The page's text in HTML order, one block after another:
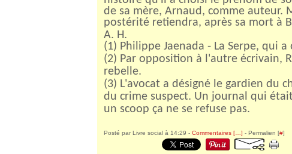
de sa mère, Arnaud, comme auteur.
postérité retiendra, après sa mort à
A. H.
(1) Philippe Jaenada - La Serpe, qui
(2) Par opposition à l'autre écrivain,
rebelle.
(3) L'avocat a désigné le gardien du
du crime suspect. Un journal qui
un scoop ça ne se refuse pas.
Posté par Livre social à 14:29 - Commentaires [ ] - Permalien [#]